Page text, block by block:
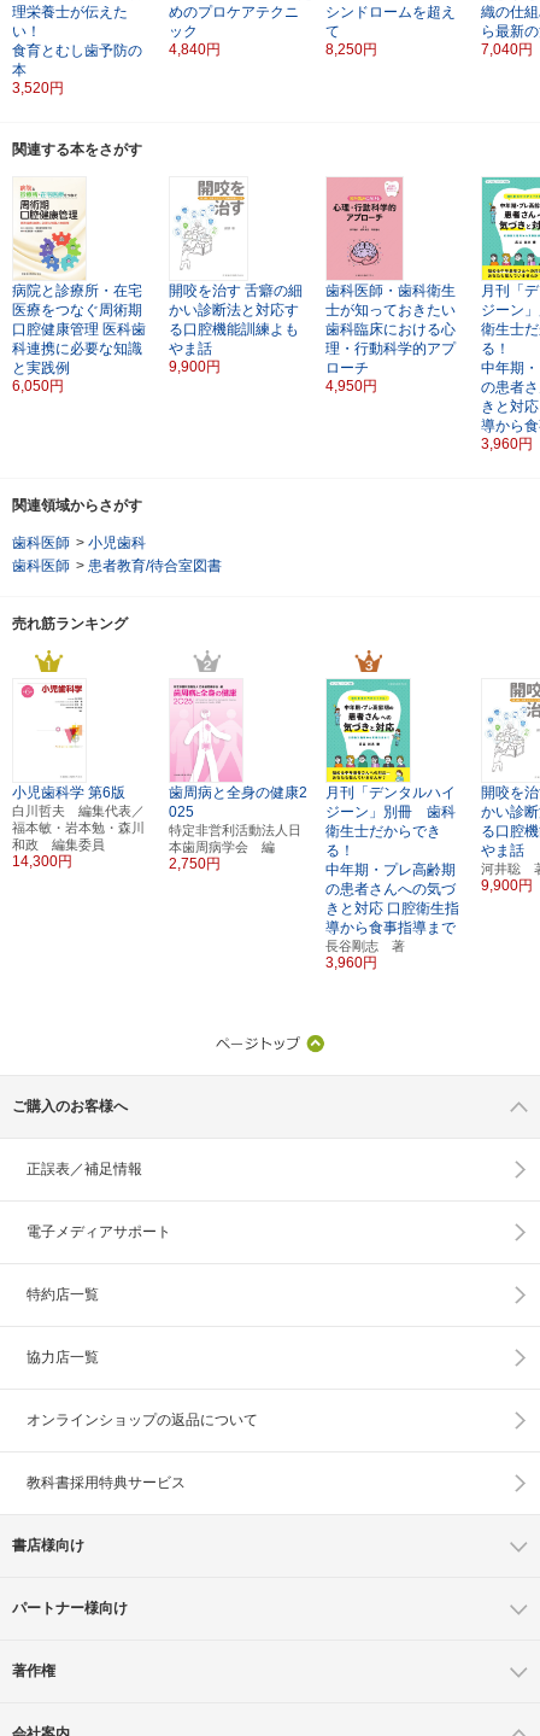
理栄養士が伝えた
い！
食育とむし歯予防の
本
3,520円
めのプロケアテクニ
ック
4,840円
シンドロームを超え
て
8,250円
織の仕
ら最新
7,040円
関連する本をさがす
病院と診療所・在宅
医療をつなぐ周術期
口腔健康管理 医科歯
科連携に必要な知識
と実践例
6,050円
開咬を治す 舌癖の細
かい診断法と対応す
る口腔機能訓練よも
やま話
9,900円
歯科医師・歯科衛生
士が知っておきたい
歯科臨床における心
理・行動科学的アプ
ローチ
4,950円
月刊「
ジーン
衛生士
る！
中年期
の患者
きと対応
導から
3,960円
関連領域からさがす
歯科医師 > 小児歯科
歯科医師 > 患者教育/待合室図書
売れ筋ランキング
小児歯科学 第6版
白川哲夫 編集代表／
福本敏・岩本勉・森川
和政 編集委員
14,300円
歯周病と全身の健康2
025
特定非営利活動法人日
本歯周病学会 編
2,750円
月刊「デンタルハイ
ジーン」別冊 歯科
衛生士だからでき
る！
中年期・プレ高齢期
の患者さんへの気づ
きと対応 口腔衛生指
導から食事指導まで
長谷剛志 著
3,960円
開咬を
かい診
る口腔
やま話
河井聡
9,900円
ご購入のお客様へ
正誤表／補足情報
電子メディアサポート
特約店一覧
協力店一覧
オンラインショップの返品について
教科書採用特典サービス
書店様向け
パートナー様向け
著作権